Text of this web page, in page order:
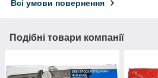
Всі умови повернення
Подібні товари компанії